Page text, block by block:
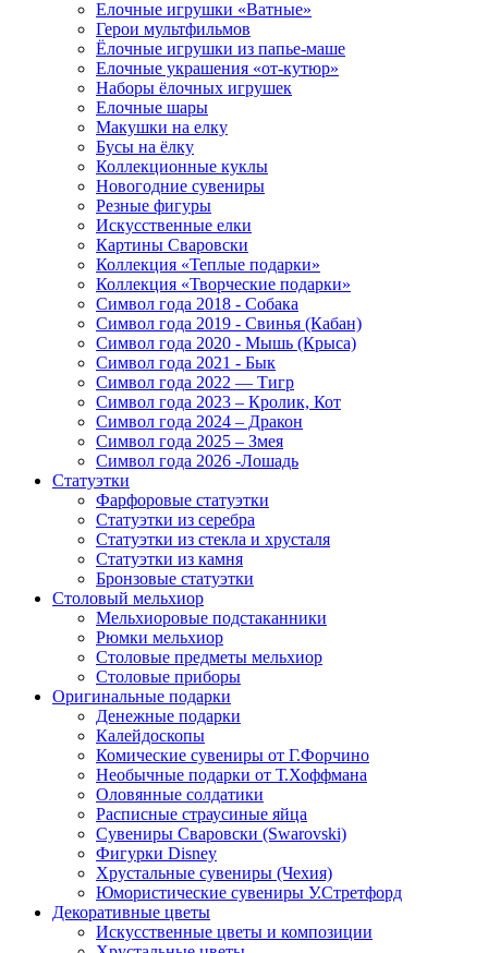
Елочные игрушки «Ватные»
Герои мультфильмов
Ёлочные игрушки из папье-маше
Елочные украшения «от-кутюр»
Наборы ёлочных игрушек
Елочные шары
Макушки на елку
Бусы на ёлку
Коллекционные куклы
Новогодние сувениры
Резные фигуры
Искусственные елки
Картины Сваровски
Коллекция «Теплые подарки»
Коллекция «Творческие подарки»
Символ года 2018 - Собака
Символ года 2019 - Свинья (Кабан)
Символ года 2020 - Мышь (Крыса)
Символ года 2021 - Бык
Символ года 2022 — Тигр
Символ года 2023 – Кролик, Кот
Символ года 2024 – Дракон
Символ года 2025 – Змея
Символ года 2026 -Лошадь
Статуэтки
Фарфоровые статуэтки
Статуэтки из серебра
Статуэтки из стекла и хрусталя
Статуэтки из камня
Бронзовые статуэтки
Столовый мельхиор
Мельхиоровые подстаканники
Рюмки мельхиор
Столовые предметы мельхиор
Столовые приборы
Оригинальные подарки
Денежные подарки
Калейдоскопы
Комические сувениры от Г.Форчино
Необычные подарки от Т.Хоффмана
Оловянные солдатики
Расписные страусиные яйца
Сувениры Сваровски (Swarovski)
Фигурки Disney
Хрустальные сувениры (Чехия)
Юмористические сувениры У.Стретфорд
Декоративные цветы
Искусственные цветы и композиции